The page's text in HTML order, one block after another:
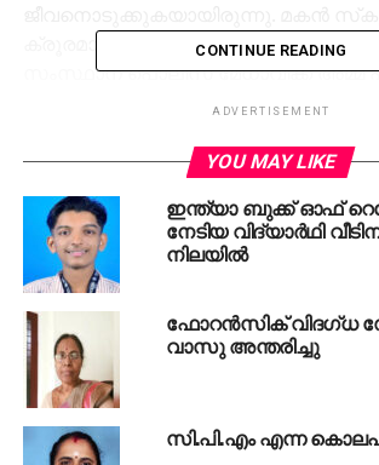
ക്രൂരമായ റാഗിങിന് ഇരയായെന്ന്
സംസ്ഥാന പൊലീസ് മേധാവിക്ക് അമ്മ
നല്‍കിയിരുന്നു. ഗ്ലോബല്‍ പബ്ലിക്
പരിഹസിച്ചിരുന്നുവെന്നും
പറയുന്നു.
ക്ലോസറ്റില്‍ മുഖം പൂഴ്ത്തി വച്ച് ഫ്‌ലഷ്
ടോയ്‌ലെറ്റ് നക്കിച്ചുവെന്നു പരാതിയില്‍
സംഭവത്തെക്കുറിച്ചുള്ള ചാറ്റുകളുടെ
ഷോട്ടുകളും പരാതിയില്‍
ജീവനൊടുക്കിയ ദിവസവും ക്രൂര
പീഡനത്തിരയായിരുന്നു.
പരാതിയിലെ വിവരങ്ങള്‍ ശേഖരിച്ചത്.
CONTINUE READING
ADVERTISEMENT
YOU MAY LIKE
ഇന്ത്യാ ബുക്ക് ഓഫ്
നേടിയ വിദ്യാര്‍ഥി
നിലയില്‍
ഫോറന്‍സിക് വിദഗ്ധ
വാസു അന്തരിച്ചു
സി.പി.എം എന്ന